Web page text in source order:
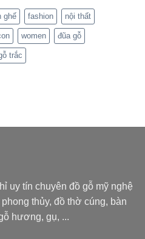
ghế fashion nội thất
women đũa gỗ
trắc
uy tín chuyên đồ gỗ mỹ nghệ
thủy, đồ thờ cúng, bàn
hương, gụ, ...